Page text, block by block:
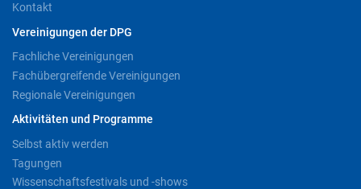
Kontakt
Vereinigungen der DPG
Fachliche Vereinigungen
Fachübergreifende Vereinigungen
Regionale Vereinigungen
Aktivitäten und Programme
Selbst aktiv werden
Tagungen
Wissenschaftsfestivals und -shows